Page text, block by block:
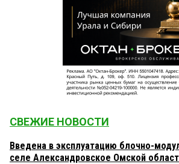
СВЕЖИЕ НОВОСТИ
Введена в эксплуатацию блочно-
селе Александровское Омской